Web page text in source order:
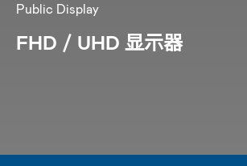
Public Display
FHD / UHD 显示器